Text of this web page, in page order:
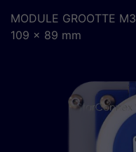
MODULE GROOTTE M3
109 x 89 mm